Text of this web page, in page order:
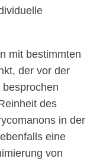
mit bestimmten
der vor der
des
in der
eine
von